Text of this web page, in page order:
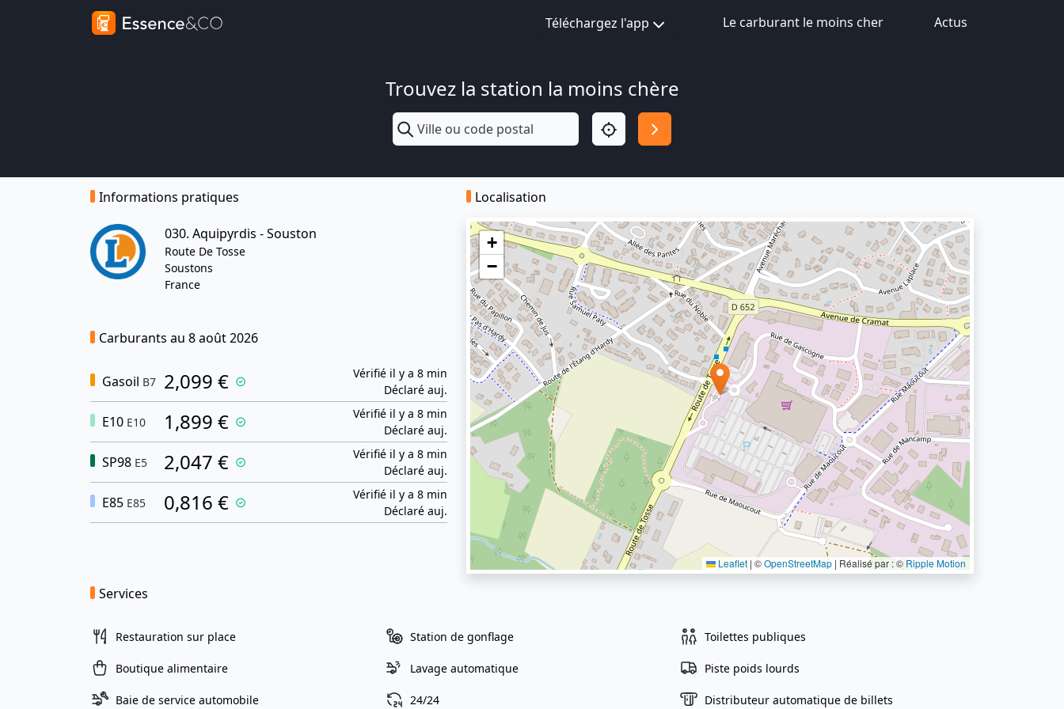
Téléchargez l'app Le carburant le moins cher Actus
Trouvez la station la moins chère
Informations pratiques
030. Aquipyrdis - Souston
Route De Tosse
Soustons
France
Carburants au 8 août 2026
Gasoil B7 2,099 €
Vérifié il y a 8 min
Déclaré auj.
E10 E10 1,899 €
Vérifié il y a 8 min
Déclaré auj.
SP98 E5 2,047 €
Vérifié il y a 8 min
Déclaré auj.
E85 E85 0,816 €
Vérifié il y a 8 min
Déclaré auj.
Localisation
+
−
Leaflet | ©OpenStreetMap | Réalisé par : © Ripple Motion
Services
Restauration sur place Station de gonflage Toilettes publiques
Boutique alimentaire Lavage automatique Piste poids lourds
Baie de service automobile 24/24 Distributeur automatique de billets